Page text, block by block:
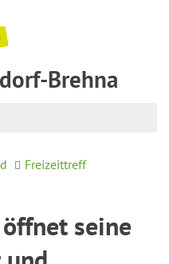
Brehna
Freizeittreff
seine